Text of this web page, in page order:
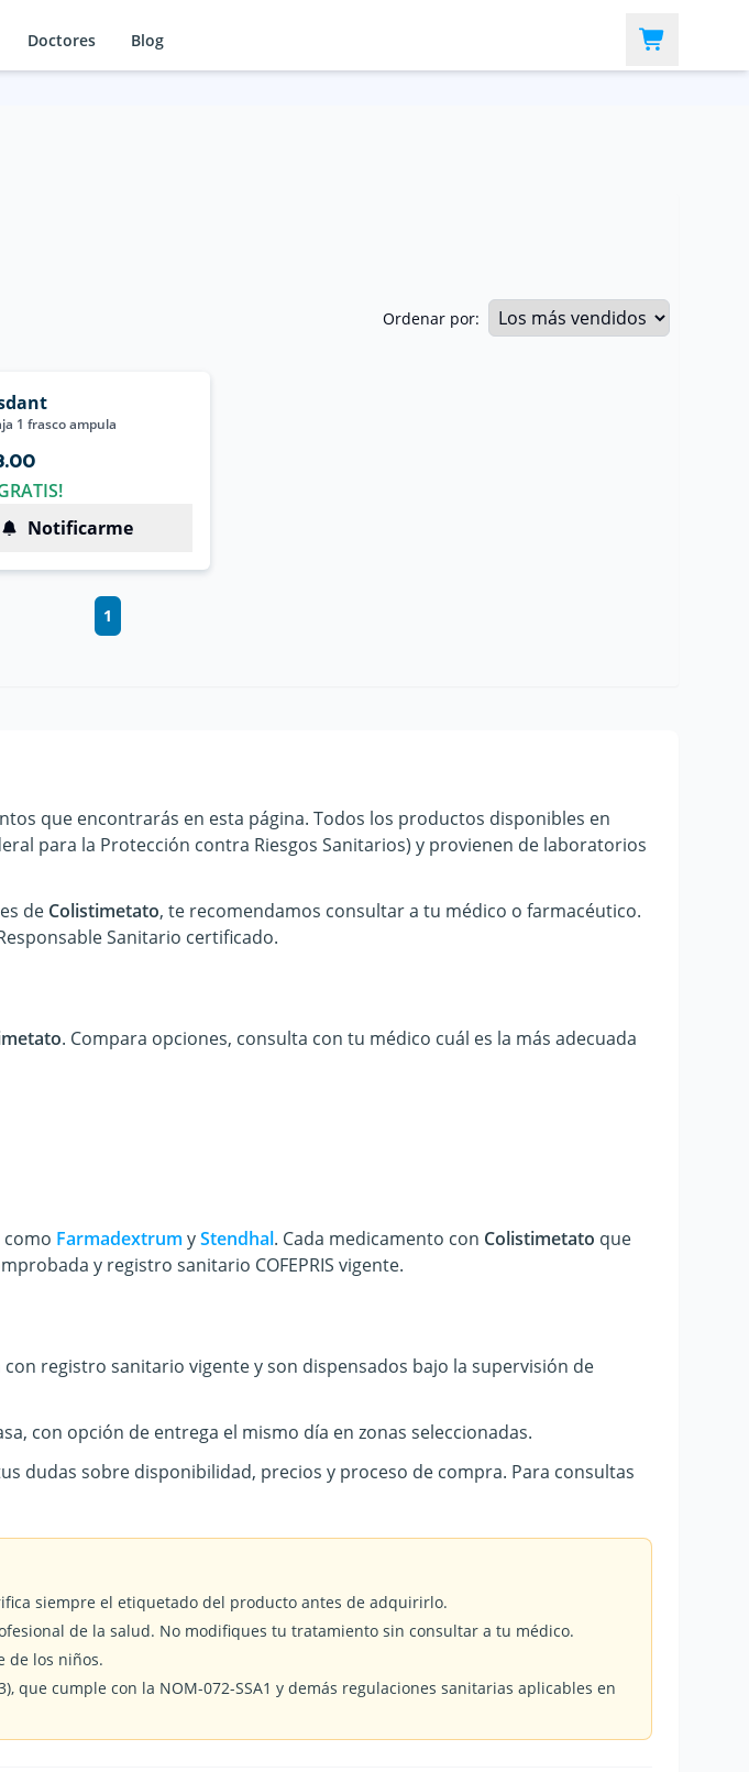
Doctores Blog
Ordenar por:
1 frasco ampula
Notificarme
1
que encontrarás en esta página. Todos los productos disponibles en
para la Protección contra Riesgos Sanitarios) y provienen de laboratorios
de Colistimetato, te recomendamos consultar a tu médico o farmacéutico.
Sanitario certificado.
. Compara opciones, consulta con tu médico cuál es la más adecuada
como Farmadextrum yStendhal. Cada medicamento con Colistimetato que
y registro sanitario COFEPRIS vigente.
registro sanitario vigente y son dispensados bajo la supervisión de
con opción de entrega el mismo día en zonas seleccionadas.
dudas sobre disponibilidad, precios y proceso de compra. Para consultas
siempre el etiquetado del producto antes de adquirirlo.
de la salud. No modifiques tu tratamiento sin consultar a tu médico.
de los niños.
que cumple con la NOM-072-SSA1 y demás regulaciones sanitarias aplicables en